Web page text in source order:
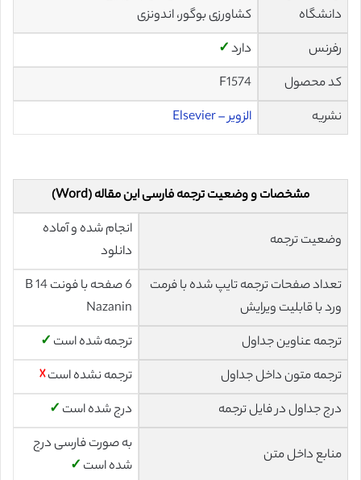
دانشگاه
کشاورزی بوگور، اندونزی
رفرنس
دارد✓
کد محصول
F1574
نشریه
الزویر – Elsevier
مشخصات و وضعیت ترجمه فارسی این مقاله (Word)
وضعیت ترجمه
انجام شده و آماده
دانلود
تعداد صفحات ترجمه تایپ شده با فرمت
ورد با قابلیت ویرایش
6 صفحه با فونت 14 B
Nazanin
ترجمه عناوین جداول
ترجمه شده است ✓
ترجمه متون داخل جداول
ترجمه نشده است☓
درج جداول در فایل ترجمه
درج شده است ✓
منابع داخل متن
به صورت فارسی درج
شده است ✓